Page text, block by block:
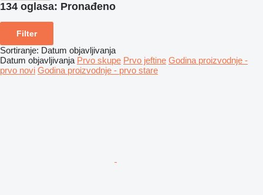
134 oglasa: Pronađeno
Filter
Sortiranje: Datum objavljivanja
Datum objavljivanja Prvo skupe Prvo jeftine Godina proizvodnje -
prvo novi Godina proizvodnje - prvo stare